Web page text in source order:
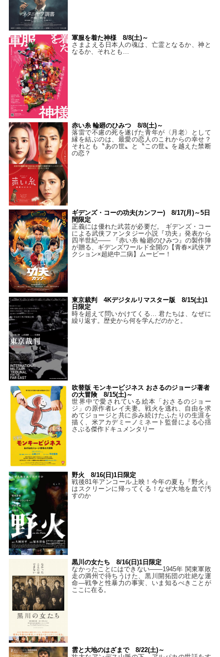
軍服を着た神様 8/8(土)～
さまよえる日本人の魂は、亡霊となるか、神と
なるか、それとも…
赤い糸 輪廻のひみつ 8/8(土)～
落雷で不慮の死を遂げた青年が〈月老〉として
縁を結ぶのは、最愛の恋人のこれからの幸せ？
それとも〝あの世〟と〝この世〟を越えた禁断
の恋？
ギデンズ・コーの功夫(カンフー) 8/17(月)～5日
間限定
正義には優れた武芸が必要だ。 ギデンズ・コー
による武侠ファンタジー小説『功夫』発表から
四半世紀―― 『赤い糸 輪廻のひみつ』の製作陣
が贈る、ギデンズワールド全開の【青春×武侠ア
クション×超絶中二病】ムービー！
東京裁判 4Kデジタルリマスター版 8/15(土)1
日限定
時を超えて問いかけてくる… 君たちは、なぜに
繰り返す。歴史から何を学んだのかと。
吹替版 モンキービジネス おさるのジョージ著者
の大冒険 8/15(土)～
世界中で愛されている絵本「おさるのジョー
ジ」の原作者レイ夫妻。戦火を逃れ、自由を求
めてジョージと共に歩み続けたふたりの生涯を
描く、米アカデミーノミネート監督による心揺
さぶる傑作ドキュメンタリー
野火 8/16(日)1日限定
戦後81年アンコール上映！今年の夏も『野火』
はスクリーンに帰ってくる！なぜ大地を血で汚
すのか
黒川の女たち 8/16(日)1日限定
なかったことにはできない——1945年 関東軍敗
走の満州で待ちうけた、黒川開拓団の壮絶な運
命―戦争と性暴力の事実、いま知るべきことが
ここに在る。
雲と大地のはざまで 8/22(土)～